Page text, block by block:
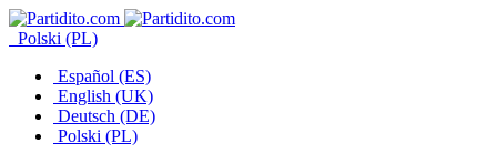
Polski (PL)
Español (ES)
English (UK)
Deutsch (DE)
Polski (PL)